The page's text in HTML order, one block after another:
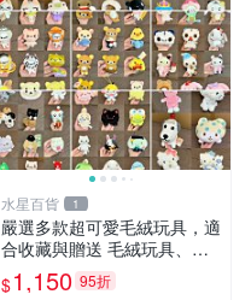
水星百貨 1
嚴選多款超可愛毛絨玩具，適
合收藏與贈送 毛絨玩具、抱
枕、公仔
$1,150 95折